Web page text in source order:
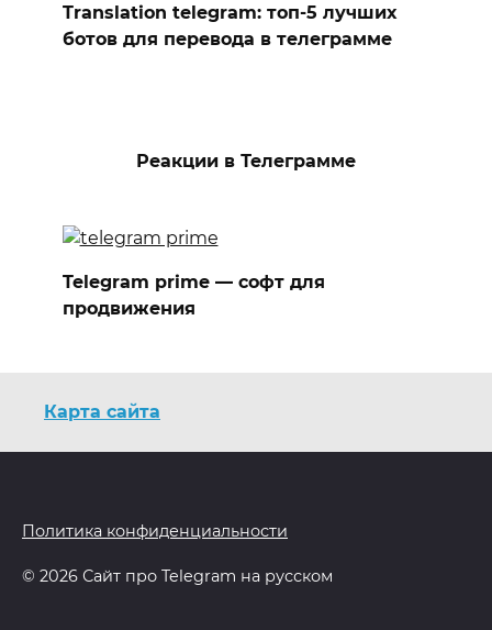
Translation telegram: топ-5 лучших
ботов для перевода в телеграмме
Реакции в Телеграмме
Telegram prime — софт для
продвижения
Карта сайта
Политика конфиденциальности
© 2026 Сайт про Telegram на русском